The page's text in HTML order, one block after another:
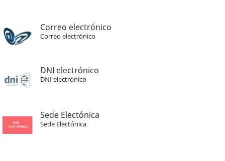
Correo electrónico
Correo electrónico
DNI electrónico
DNI electrónico
Sede Electónica
Sede Electónica